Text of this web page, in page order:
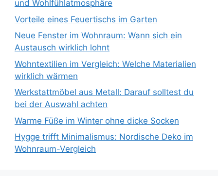
und Wohlfühlatmosphäre
Vorteile eines Feuertischs im Garten
Neue Fenster im Wohnraum: Wann sich ein
Austausch wirklich lohnt
Wohntextilien im Vergleich: Welche Materialien
wirklich wärmen
Werkstattmöbel aus Metall: Darauf solltest du
bei der Auswahl achten
Warme Füße im Winter ohne dicke Socken
Hygge trifft Minimalismus: Nordische Deko im
Wohnraum-Vergleich